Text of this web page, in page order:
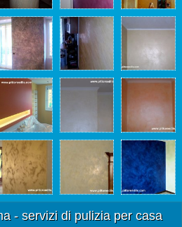
- servizi di pulizia per casa